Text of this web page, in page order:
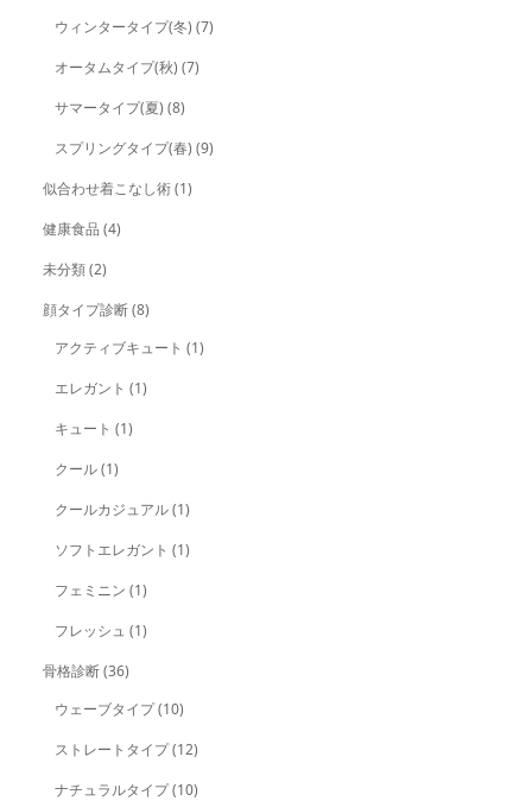
ウィンタータイプ(冬) (7)
オータムタイプ(秋) (7)
サマータイプ(夏) (8)
スプリングタイプ(春) (9)
似合わせ着こなし術(1)
健康食品 (4)
未分類(2)
顔タイプ診断(8)
アクティブキュート (1)
エレガント (1)
キュート (1)
クール(1)
クールカジュアル(1)
ソフトエレガント (1)
フェミニン (1)
フレッシュ (1)
骨格診断(36)
ウェーブタイプ(10)
ストレートタイプ(12)
ナチュラルタイプ(10)